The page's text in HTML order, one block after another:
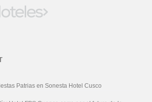
Patrias en Sonesta Hotel Cusco